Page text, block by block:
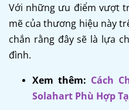
Với những ưu điểm vượt
mẽ của thương hiệu này
chắn rằng đây sẽ là lựa
đình.
Xem thêm: Cách
Solahart Phù Hợp